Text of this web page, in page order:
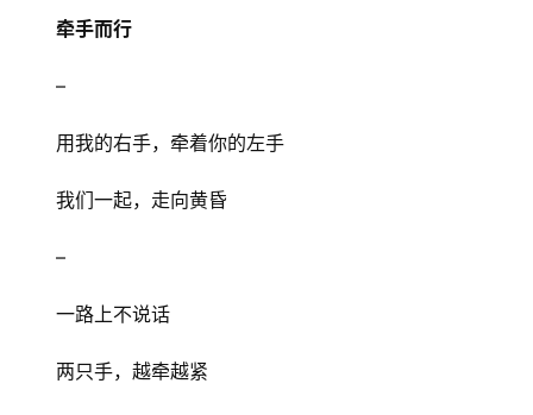
牵手而行
–
用我的右手，牵着你的左手
我们一起，走向黄昏
–
一路上不说话
两只手，越牵越紧